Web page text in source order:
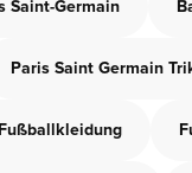
Saint-Germain
Paris Saint Germain